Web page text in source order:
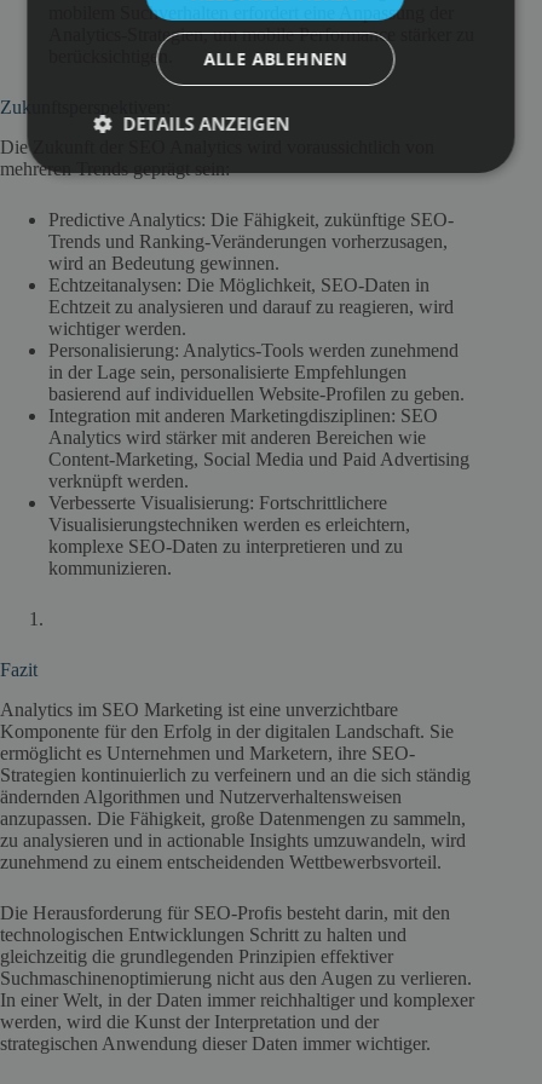
mobilem Suchverhalten erfordert eine Anpassung der
Analytics-Strategien, um mobile Performance stärker zu
berücksichtigen.
Zukunftsperspektiven:
Die Zukunft der SEO Analytics wird voraussichtlich von
mehreren Trends geprägt sein:
Predictive Analytics: Die Fähigkeit, zukünftige SEO-
Trends und Ranking-Veränderungen vorherzusagen,
wird an Bedeutung gewinnen.
Echtzeitanalysen: Die Möglichkeit, SEO-Daten in
Echtzeit zu analysieren und darauf zu reagieren, wird
wichtiger werden.
Personalisierung: Analytics-Tools werden zunehmend
in der Lage sein, personalisierte Empfehlungen
basierend auf individuellen Website-Profilen zu geben.
Integration mit anderen Marketingdisziplinen: SEO
Analytics wird stärker mit anderen Bereichen wie
Content-Marketing, Social Media und Paid Advertising
verknüpft werden.
Verbesserte Visualisierung: Fortschrittlichere
Visualisierungstechniken werden es erleichtern,
komplexe SEO-Daten zu interpretieren und zu
kommunizieren.
Fazit
Analytics im SEO Marketing ist eine unverzichtbare
Komponente für den Erfolg in der digitalen Landschaft. Sie
ermöglicht es Unternehmen und Marketern, ihre SEO-
Strategien kontinuierlich zu verfeinern und an die sich ständig
ändernden Algorithmen und Nutzerverhaltensweisen
anzupassen. Die Fähigkeit, große Datenmengen zu sammeln,
zu analysieren und in actionable Insights umzuwandeln, wird
zunehmend zu einem entscheidenden Wettbewerbsvorteil.
Die Herausforderung für SEO-Profis besteht darin, mit den
technologischen Entwicklungen Schritt zu halten und
gleichzeitig die grundlegenden Prinzipien effektiver
Suchmaschinenoptimierung nicht aus den Augen zu verlieren.
In einer Welt, in der Daten immer reichhaltiger und komplexer
werden, wird die Kunst der Interpretation und der
strategischen Anwendung dieser Daten immer wichtiger.
ALLE ABLEHNEN
DETAILS ANZEIGEN